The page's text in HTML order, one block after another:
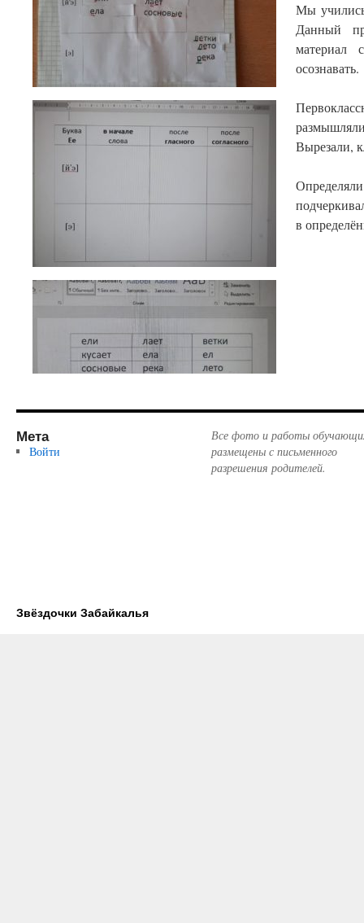
Мы
Данный
материал
осознавать.
Вырезали,
в
Мета
Войти
Все фото и работы
размещены с письменного
разрешения родителей.
Звёздочки Забайкалья